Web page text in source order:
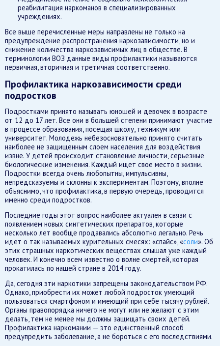
реабилитация наркоманов в специализированных
учреждениях.
Все выше перечисленные меры направлены не только на
предупреждение распространения наркозависимости, но и
снижение количества наркозависимых лиц в обществе. В
терминологии ВОЗ данные виды профилактики называются
первичная, вторичная и третичная соответственно.
Профилактика наркозависимости среди
подростков
Подростками принято называть юношей и девочек в возрасте
от 12 до 17 лет. Все они в большей степени принимают участие
в процессе образования, посещая школу, техникум или
университет. Молодежь небезосновательно принято считать
наиболее не защищенным слоем населения для воздействия
извне. У детей происходит становление личности, серьезные
биологические изменения. Каждый ищет свое место в жизни.
Подростки всегда очень любопытны, импульсивны,
непредсказуемы и склонны к экспериментам. Поэтому, вполне
объяснимо, что профилактика, в первую очередь, проводится
именно среди подростков.
Последние годы этот вопрос наиболее актуален в связи с
появлением новых синтетических препаратов, которые
несколько лет вообще продавались абсолютно легально. Речь
идет о так называемых курительных смесях: «спайс», «соли». Об
этих страшных наркотических веществах слышал уже каждый
человек. И конечно всем известно о волне смертей, которая
прокатилась по нашей стране в 2014 году.
Да, сегодня эти наркотики запрещены законодательством РФ.
Однако, приобрести их может любой подросток умеющий
пользоваться смартфоном и имеющий при себе тысячу рублей.
Органы правопорядка ничего не могут или не желают с этим
делать, тем не менее мы должны защищать своих детей.
Профилактика наркомании — это единственный способ
предупредить заболевание, а не бороться с его последствиями.